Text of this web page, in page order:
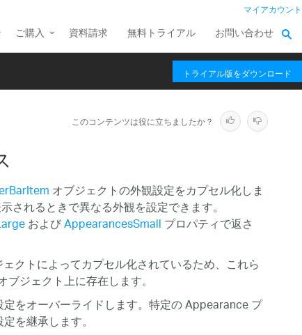
マイアカウント
ご購入 資料請求 無料トライアル お問い合わせ
トライアル版をダウンロード
このコンテンツは役に立ちましたか？
オブジェクトの外観設定をカプセル化しま
れるときで異なる外観を設定できます。
およびAppearancesSmallプロパティで返さ
クトによってカプセル化されているため、これら
ジェクト上に存在します。
をオーバーライドします。特定の Appearance プ
を継承します。